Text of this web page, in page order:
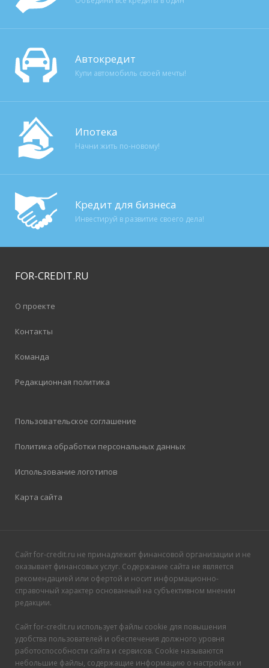
Автокредит
Купи автомобиль своей мечты!
Ипотека
Начни жить по-новому!
Кредит для бизнеса
Инвестируй в развитие своего дела!
FOR-CREDIT.RU
О проекте
Контакты
Команда
Редакционная политика
Пользовательское соглашение
Политика обработки персональных данных
Использование логотипов
Карта сайта
Сайт for-credit.ru не принадлежит финансовой организации и не
оказывает финансовых услуг. Содержание сайта не является
рекомендацией или офертой и носит информационно-
справочный характер основанный на субъективном мнении
редакции.
Сайт for-credit.ru использует файлы cookie для повышения
удобства пользователей и обеспечения должного уровня
работоспособности сайта и сервисов. Cookie называются
небольшие файлы, содержащие информацию о настройках и